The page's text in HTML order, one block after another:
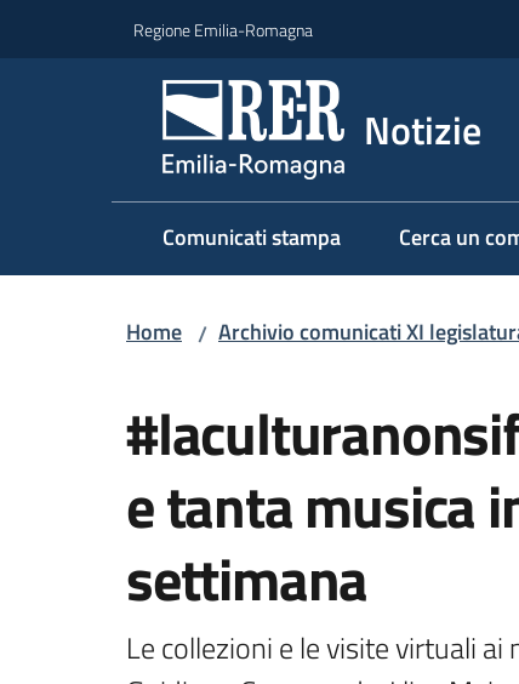
Regione Emilia-Romagna
Notizie
Comunicati stampa Cerca un
Home / Archivio comunicati XI
e tanta musica
settimana
Le collezioni e le visite virtuali